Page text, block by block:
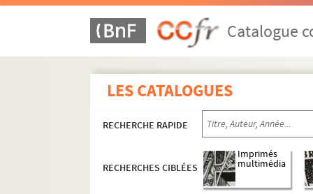
Catalogue
LES CATALOGUES
RECHERCHE RAPIDE
RECHERCHES CIBLÉES
Imprimés
multimédia